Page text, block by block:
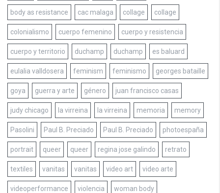
body as resistance cac malaga collage collage
colonialismo cuerpo femenino cuerpo y resistencia
cuerpo y territorio duchamp duchamp es baluard
eulalia valldosera feminism feminismo georges bataille
goya guerra y arte género juan francisco casas
judy chicago la virreina la virreina memoria memory
Pasolini Paul B. Preciado Paul B. Preciado photoespaña
portrait queer queer regina jose galindo retrato
textiles vanitas vanitas video art video arte
videoperformance violencia woman body